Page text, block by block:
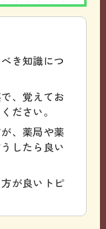
き知識につ
、覚えてお
ださい。
、薬局や薬
したら良い
が良いトピ